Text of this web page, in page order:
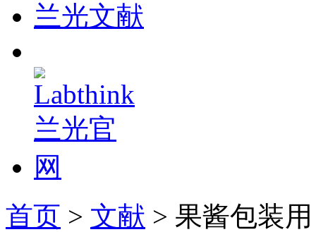
兰光文献
首页 > 文献 > 果酱包装